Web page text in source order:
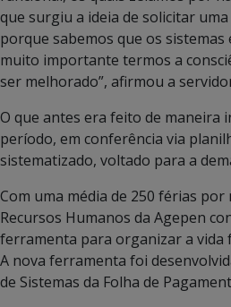
que surgiu a ideia de solicitar
porque sabemos que os
muito importante termos a
ser melhorado”, afirmou a
O que antes era feito de maneira
período, em conferência via
sistematizado, voltado para a
Com uma média de 250 férias por
Recursos Humanos da Agepen
ferramenta para organizar a vida
A nova ferramenta foi
de Sistemas da Folha de